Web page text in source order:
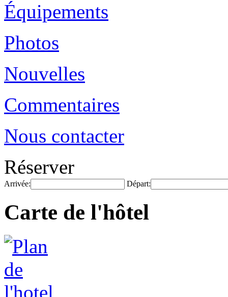
Équipements
Photos
Nouvelles
Commentaires
Nous contacter
Réserver
Arrivée: Départ:
Carte de l'hôtel